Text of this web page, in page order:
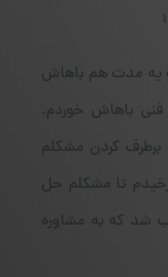
یه مدت هم باهاش
باهاش خوردم.
کردن مشکلم
تا مشکلم حل
شد که به مشاوره